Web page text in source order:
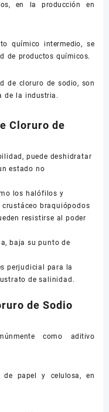
en la producción en
químico intermedio, se
de productos químicos.
de cloruro de sodio, son
de la industria.
Cloruro de
puede deshidratar
estado no
los halófilos y
braquiópodos
resistirse al poder
baja su punto de
perjudicial para la
de salinidad.
de Sodio
como aditivo
papel y celulosa, en